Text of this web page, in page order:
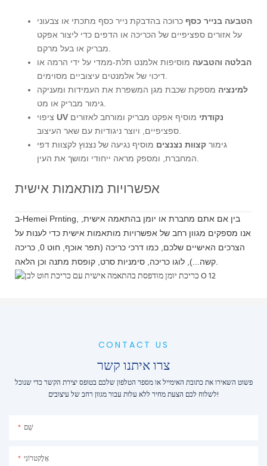
הטבעה בנייר כסף כרוכה בהדבקת נייר כסף מתכתי או צבעוני
על אזורים ספציפיים של הכריכה או הדפים כדי ליצור אפקט
הבלטה והטבעה מוסיפות אלמנט תלת-ממדי על ידי הרמה או
דיכוי של אלמנטים עיצוביים מסוימים.
למינציה מספקת שכבת מגן המשפרת את העמידות ומעניקה
גימור מבריק או מט.
UV נקודתי מוסיף אפקט מבריק ומורחב לאזורים
ספציפיים, ויוצר ניגודיות עם שאר העיצוב.
גימורקצוות נצנצים מוסיף נגיעה של נצנוץ לקצוות דפי
אפשרויות מותאמות אישית
ב-Hemei Prnting, בין אם אתם מחברת או יומן בהתאמה אישית,
אנו מספקים מגוון רחב של אפשרויות מותאמות אישית כדי לענות על
הצרכים האישיים שלכם, כמו דרכי כריכה (תפר אוכף, חוט 0, כריכה
CONTACT US
צרו איתנו קשר
פשוט השאירו את כתובת האימייל או מספר הטלפון שלכם בטופס יצירת הקשר כדי שנוכל
לשלוח לכם הצעת מחיר ללא עלות עבור מגוון רחב של עיצובים!
שֵׁם
אֶלֶקטרוֹנִי